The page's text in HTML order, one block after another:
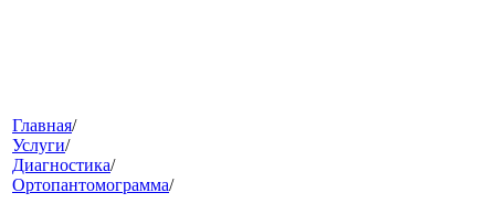
меню
Главная/
Услуги/
Диагностика/
Ортопантомограмма/